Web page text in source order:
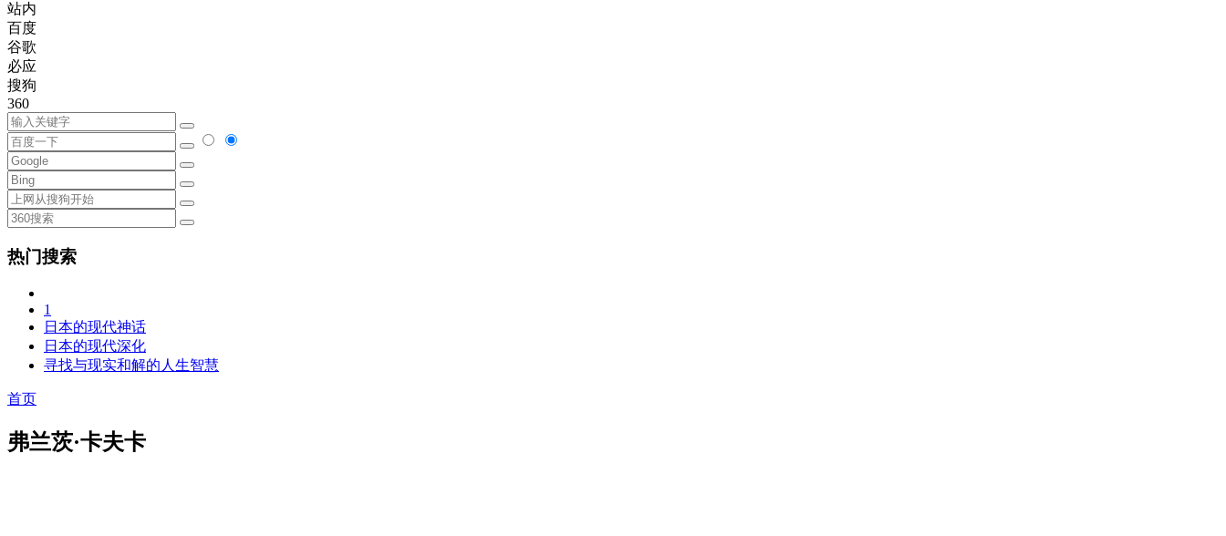
站内
百度
谷歌
必应
搜狗
360
热门搜索
1
日本的现代神话
日本的现代深化
寻找与现实和解的人生智慧
首页
弗兰茨·卡夫卡